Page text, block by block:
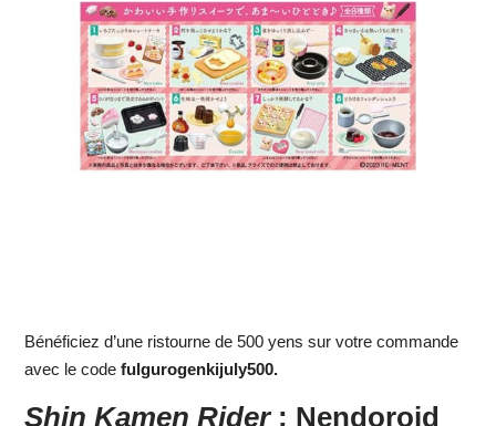
Bénéficiez d’une ristourne de 500 yens sur votre commande
avec le code fulgurogenkijuly500.
Shin Kamen Rider: Nendoroid